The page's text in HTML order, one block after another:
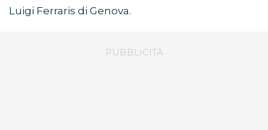
Luigi Ferraris di Genova.